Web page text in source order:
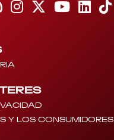
Y LOS CONSUMIDORES